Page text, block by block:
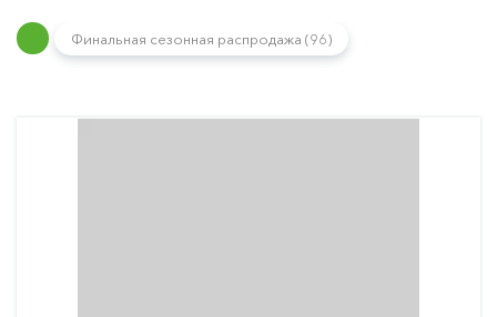
Финальная сезонная распродажа (96)